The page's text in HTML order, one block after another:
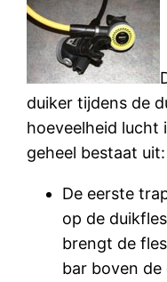
duiker tijdens de
hoeveelheid lucht
geheel bestaat uit:
De eerste
op de
brengt de
bar boven